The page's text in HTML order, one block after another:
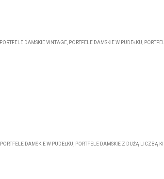
PORTFELE DAMSKIE VINTAGE, PORTFELE DAMSKIE W PUDEŁKU,
PORTFELE DAMSKIE W PUDEŁKU PORTFELE DAMSKIE Z DUŻĄ LICZBĄ